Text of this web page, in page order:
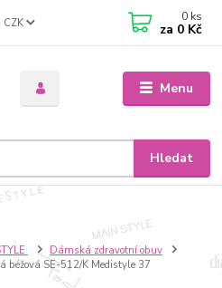
Menu
CZK
Hledat
0 ks
za 0 Kč
Dámská zdravotní obuv
béžová SE-512/K Medistyle 37